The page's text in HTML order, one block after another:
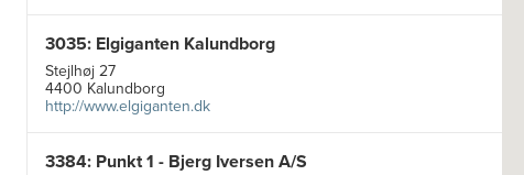
3035: Elgiganten Kalundborg
Stejlhøj 27
4400 Kalundborg
http://www.elgiganten.dk
3384: Punkt 1 - Bjerg Iversen A/S